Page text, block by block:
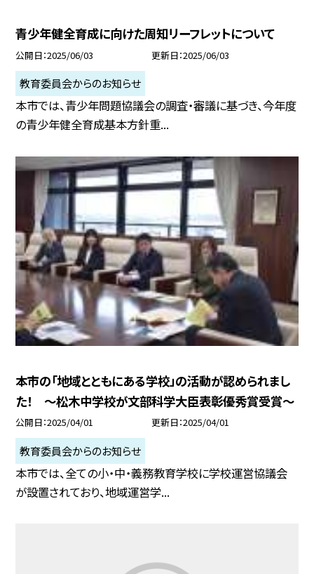
青少年健全育成に向けた周知リーフレットについて
公開日 2025/06/03 更新日 2025/06/03
教育委員会からのお知らせ
本市では、青少年問題協議会の調査・審議に基づき、今年度
の青少年健全育成基本方針重...
本市の「地域とともにある学校」の活動が認められまし
た！ 〜松木中学校が文部科学大臣表彰優秀賞受賞〜
公開日 2025/04/01 更新日 2025/04/01
教育委員会からのお知らせ
本市では、全ての小・中・義務教育学校に学校運営協議会
が設置されており、地域運営学...